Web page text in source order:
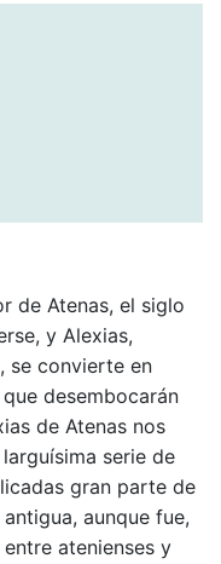
de Atenas, el siglo
y Alexias,
se convierte en
desembocarán
de Atenas nos
serie de
gran parte de
aunque fue,
atenienses y